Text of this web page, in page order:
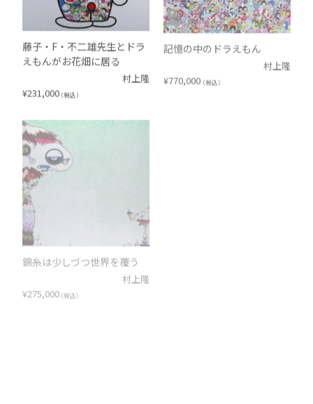
藤子・F・不二雄先生とドラ
えもんがお花畑に居る
村上隆
¥231,000 （税込）
記憶の中のドラえもん
村上隆
¥770,000 （税込）
錦糸は少しづつ世界を覆う
村上隆